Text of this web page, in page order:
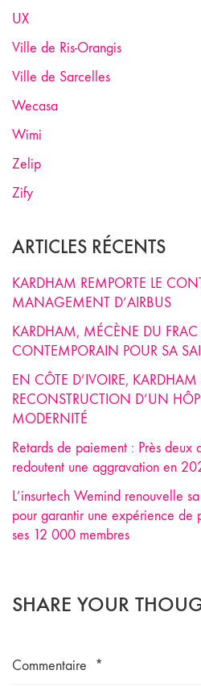
UX
Ville de Ris-Orangis
Ville de Sarcelles
Wecasa
Wimi
Zelip
Zify
ARTICLES RÉCENTS
KARDHAM REMPORTE LE
MANAGEMENT D’AIRBUS
KARDHAM, MÉCÈNE DU FRAC
CONTEMPORAIN POUR SA
EN CÔTE D’IVOIRE,
RECONSTRUCTION D’UN
MODERNITÉ
Retards de paiement : Près deux
redoutent une aggravation en
L’insurtech Wemind renouvelle
pour garantir une expérience de
ses 12 000 membres
SHARE YOUR
Commentaire *